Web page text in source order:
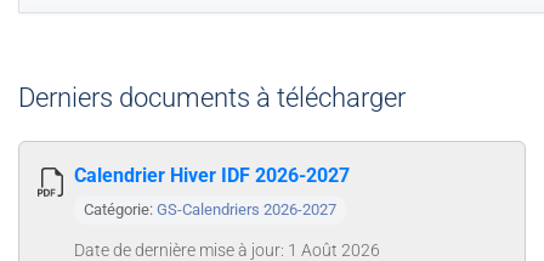
Derniers documents à télécharger
Calendrier Hiver IDF 2026-2027
Catégorie: GS-Calendriers 2026-2027
Date de dernière mise à jour: 1 Août 2026